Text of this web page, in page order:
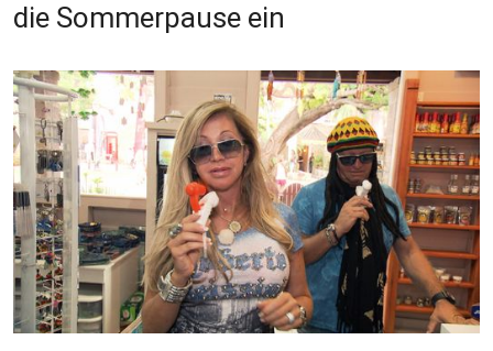
die Sommerpause ein